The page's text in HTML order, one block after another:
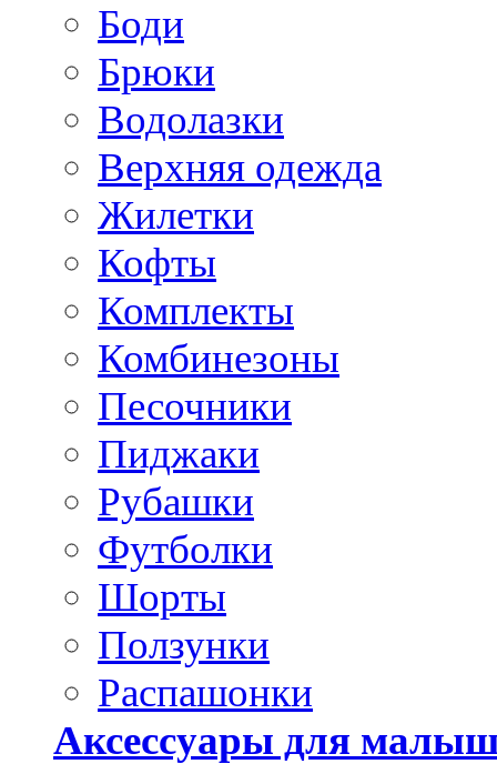
Боди
Брюки
Водолазки
Верхняя одежда
Жилетки
Кофты
Комплекты
Комбинезоны
Песочники
Пиджаки
Рубашки
Футболки
Шорты
Ползунки
Распашонки
Аксессуары для